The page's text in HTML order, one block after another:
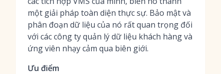
một giải pháp toàn diện thực sự. Bảo mật và
phân đoạn dữ liệu của nó rất quan trọng đối
với các công ty quản lý dữ liệu khách hàng và
ứng viên nhạy cảm qua biên giới.
Ưu điểm